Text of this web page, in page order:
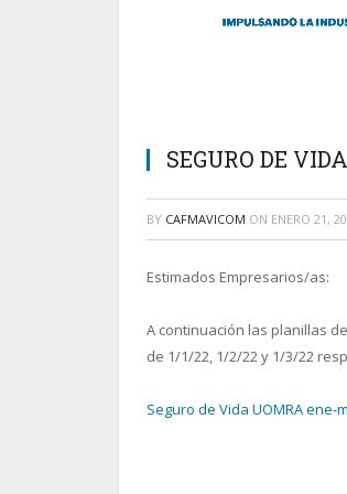
SEGURO DE
BY CAFMAVICOM ON ENERO 21,
Estimados Empresarios/as:
A continuación las planillas
de 1/1/22, 1/2/22 y 1/3/22
Seguro de Vida UOMRA ene-